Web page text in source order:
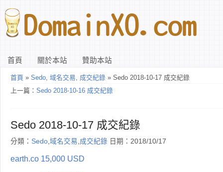
首頁 關於本站 贊助本站
首頁 » Sedo, 域名交易, 成交紀錄 » Sedo 2018-10-17 成交紀錄
上一篇： Sedo 2018-10-16 成交紀錄
Sedo 2018-10-17 成交紀錄
分類： Sedo,域名交易,成交紀錄 日期：2018/10/17
earth.co 15,000 USD